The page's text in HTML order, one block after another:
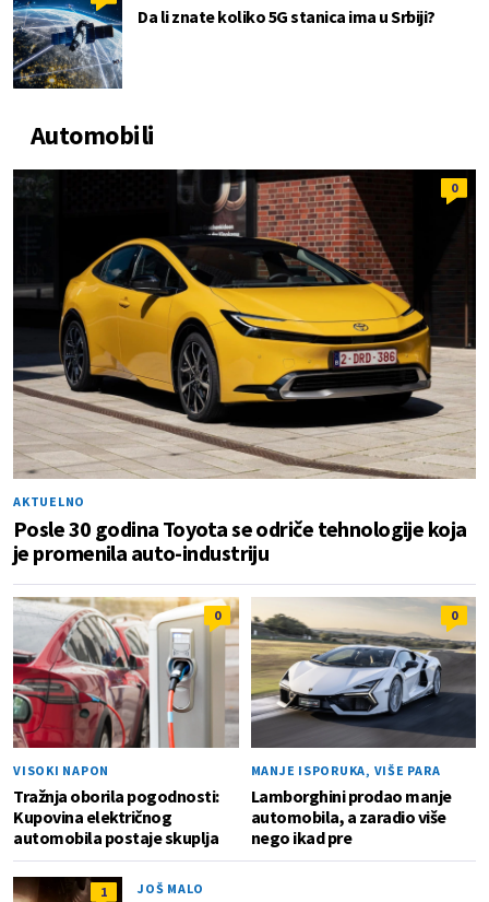
Da li znate koliko 5G stanica ima u Srbiji?
Automobili
0
AKTUELNO
Posle 30 godina Toyota se odriče tehnologije koja
je promenila auto-industriju
0
VISOKI NAPON
Tražnja oborila pogodnosti:
Kupovina električnog
automobila postaje skuplja
0
MANJE ISPORUKA, VIŠE PARA
Lamborghini prodao manje
automobila, a zaradio više
nego ikad pre
1 JOŠ MALO